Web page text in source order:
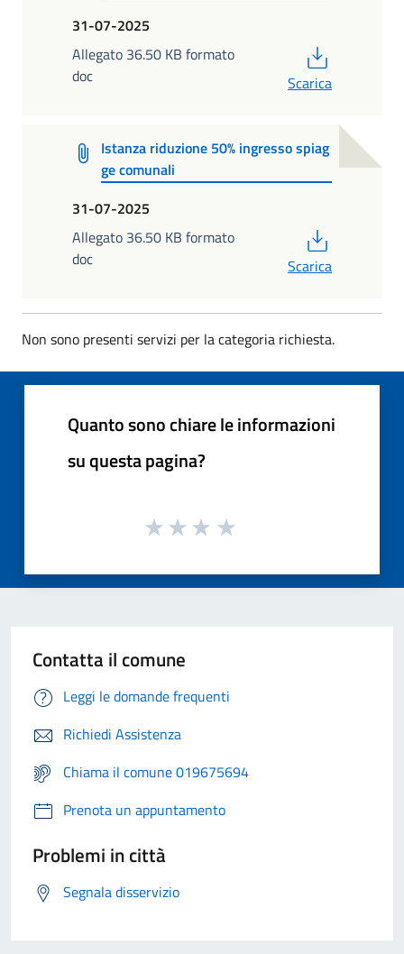
31-07-2025
Allegato 36.50 KB formato
doc
Scarica
Istanza riduzione 50% ingresso spiag
ge comunali
31-07-2025
Allegato 36.50 KB formato
doc
Scarica
Non sono presenti servizi per la categoria richiesta.
Quanto sono chiare le informazioni
su questa pagina?
Contatta il comune
Leggi le domande frequenti
Richiedi Assistenza
Chiama il comune 019675694
Prenota un appuntamento
Problemi in città
Segnala disservizio